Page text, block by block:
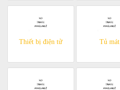
Thiết bị điện tử Tủ mát